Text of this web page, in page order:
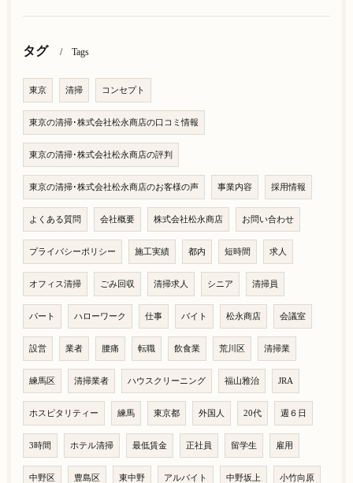
タグ Tags
東京 清掃 コンセプト
東京の清掃･株式会社松永商店の口コミ情報
東京の清掃･株式会社松永商店の評判
東京の清掃･株式会社松永商店のお客様の声 事業内容 採用情報
よくある質問 会社概要 株式会社松永商店 お問い合わせ
プライバシーポリシー 施工実績 都内 短時間 求人
オフィス清掃 ごみ回収 清掃求人 シニア 清掃員
パート ハローワーク 仕事 バイト 松永商店 会議室
設営 業者 腰痛 転職 飲食業 荒川区 清掃業
練馬区 清掃業者 ハウスクリーニング 福山雅治 JRA
ホスピタリティー 練馬 東京都 外国人 20代 週６日
3時間 ホテル清掃 最低賃金 正社員 留学生 雇用
中野区 豊島区 東中野 アルバイト 中野坂上 小竹向原